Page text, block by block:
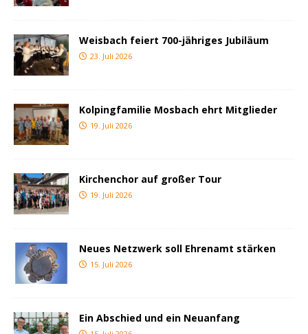
Weisbach feiert 700-jähriges Jubiläum
23. Juli 2026
Kolpingfamilie Mosbach ehrt Mitglieder
19. Juli 2026
Kirchenchor auf großer Tour
19. Juli 2026
Neues Netzwerk soll Ehrenamt stärken
15. Juli 2026
Ein Abschied und ein Neuanfang